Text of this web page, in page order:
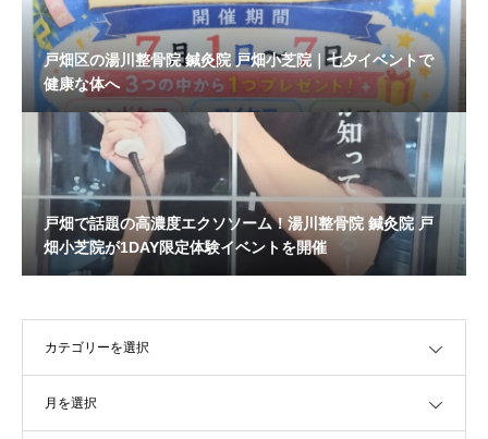
戸畑区の湯川整骨院 鍼灸院 戸畑小芝院｜七夕イベントで
健康な体へ
戸畑で話題の高濃度エクソソーム！湯川整骨院 鍼灸院 戸
畑小芝院が1DAY限定体験イベントを開催